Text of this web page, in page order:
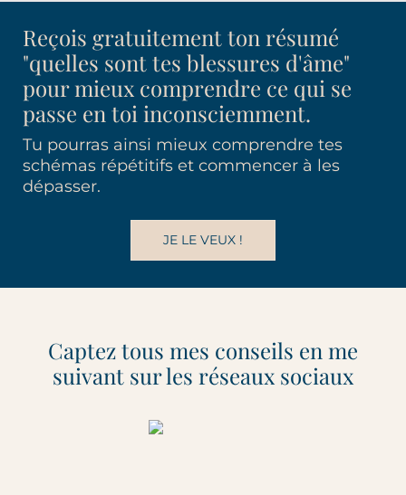
Reçois gratuitement ton résumé
"quelles sont tes blessures d'âme"
pour mieux comprendre ce qui se
passe en toi inconsciemment.
Tu pourras ainsi mieux comprendre tes
schémas répétitifs et commencer à les
dépasser.
JE LE VEUX !
Captez tous mes conseils en me
suivant sur les réseaux sociaux